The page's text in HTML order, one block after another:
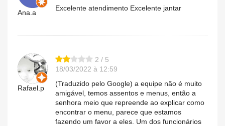
Ana.a
Excelente atendimento Excelente jantar
Rafael.p
2 / 5
18/03/2022 à 12:59
(Traduzido pelo Google) a equipe não é muito
amigável, temos assentos e menus, então a
senhora meio que repreende ao explicar como
encontrar o menu, parece que estamos
fazendo um favor a eles. Um dos funcionários